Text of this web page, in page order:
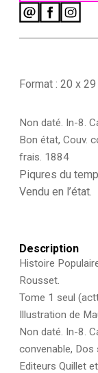
la
Lt
1
Format : 20 x 29
Non daté. In-8.
Bon état, Couv.
frais. 1884
Piqures du
Vendu en l’état.
Description
Histoire
Rousset.
Tome 1 seul
Illustration de
Non daté. In-8.
convenable,
Editeurs Quillet